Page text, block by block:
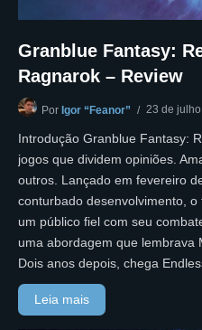
Granblue Fantasy:
Ragnarok – Review
Por Igor “Feanor” 23 de
Introdução Granblue Fantasy:
jogos que dividem opiniões.
outros. Lançado em fevereiro
conturbado desenvolvimento,
um público fiel com seu
uma abordagem que lembrava
Dois anos depois, chega
Leia mais